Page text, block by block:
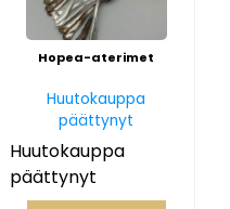
Hopea-aterimet
Huutokauppa
päättynyt
Huutokauppa
päättynyt